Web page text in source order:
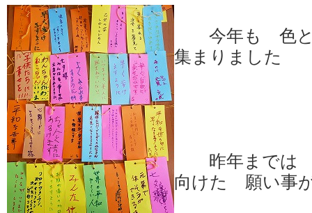
今年も 色と
集まりました
昨年までは
向けた 願い事